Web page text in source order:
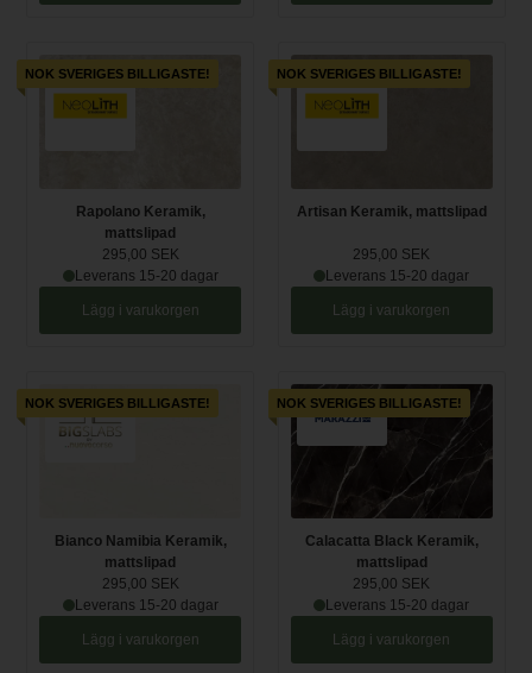
Rapolano Keramik,
mattslipad
295,00 SEK
Leverans 15-20 dagar
Lägg i varukorgen
NOK SVERIGES BILLIGASTE!
Artisan Keramik, mattslipad
295,00 SEK
Leverans 15-20 dagar
Lägg i varukorgen
NOK SVERIGES BILLIGASTE!
Bianco Namibia Keramik,
mattslipad
295,00 SEK
Leverans 15-20 dagar
Lägg i varukorgen
NOK SVERIGES BILLIGASTE!
Calacatta Black Keramik,
mattslipad
295,00 SEK
Leverans 15-20 dagar
Lägg i varukorgen
NOK SVERIGES BILLIGASTE!